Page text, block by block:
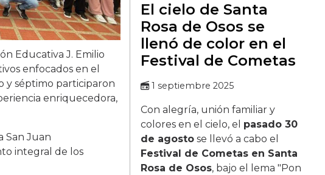
Educativa J. Emilio
enfocados en el
y séptimo participaron
enriquecedora,
San Juan
integral de los
El cielo de Santa
Rosa de Osos se
llenó de color en el
Festival de Cometas
1 septiembre 2025
Con alegría, unión familiar y
colores en el cielo, el pasado 30
de agosto se llevó a cabo el
Festival de Cometas en Santa
Rosa de Osos, bajo el lema "Pon